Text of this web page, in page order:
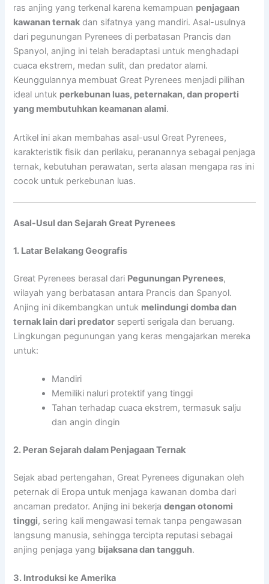
ras anjing yang terkenal karena kemampuan penjagaan
kawanan ternak dan sifatnya yang mandiri. Asal-usulnya
dari pegunungan Pyrenees di perbatasan Prancis dan
Spanyol, anjing ini telah beradaptasi untuk menghadapi
cuaca ekstrem, medan sulit, dan predator alami.
Keunggulannya membuat Great Pyrenees menjadi pilihan
ideal untuk perkebunan luas, peternakan, dan properti
yang membutuhkan keamanan alami.
Artikel ini akan membahas asal-usul Great Pyrenees,
karakteristik fisik dan perilaku, peranannya sebagai penjaga
ternak, kebutuhan perawatan, serta alasan mengapa ras ini
cocok untuk perkebunan luas.
Asal-Usul dan Sejarah Great Pyrenees
1. Latar Belakang Geografis
Great Pyrenees berasal dari Pegunungan Pyrenees,
wilayah yang berbatasan antara Prancis dan Spanyol.
Anjing ini dikembangkan untuk melindungi domba dan
ternak lain dari predator seperti serigala dan beruang.
Lingkungan pegunungan yang keras mengajarkan mereka
untuk:
Mandiri
Memiliki naluri protektif yang tinggi
Tahan terhadap cuaca ekstrem, termasuk salju
dan angin dingin
2. Peran Sejarah dalam Penjagaan Ternak
Sejak abad pertengahan, Great Pyrenees digunakan oleh
peternak di Eropa untuk menjaga kawanan domba dari
ancaman predator. Anjing ini bekerjadengan otonomi
tinggi, sering kali mengawasi ternak tanpa pengawasan
langsung manusia, sehingga tercipta reputasi sebagai
anjing penjaga yang bijaksana dan tangguh.
3. Introduksi ke Amerika